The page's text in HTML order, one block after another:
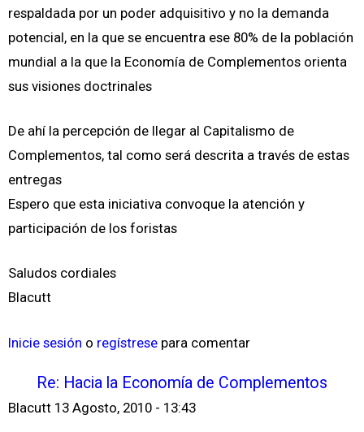
respaldada por un poder adquisitivo y no la demanda
potencial, en la que se encuentra ese 80% de la población
mundial a la que la Economía de Complementos orienta
sus visiones doctrinales
De ahí la percepción de llegar al Capitalismo de
Complementos, tal como será descrita a través de estas
entregas
Espero que esta iniciativa convoque la atención y
participación de los foristas
Saludos cordiales
Blacutt
Inicie sesión o regístrese para comentar
Re: Hacia la Economía de Complementos
Blacutt 13 Agosto, 2010 - 13:43